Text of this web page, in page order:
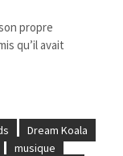
propre
qu’il avait
Dream Koala
musique